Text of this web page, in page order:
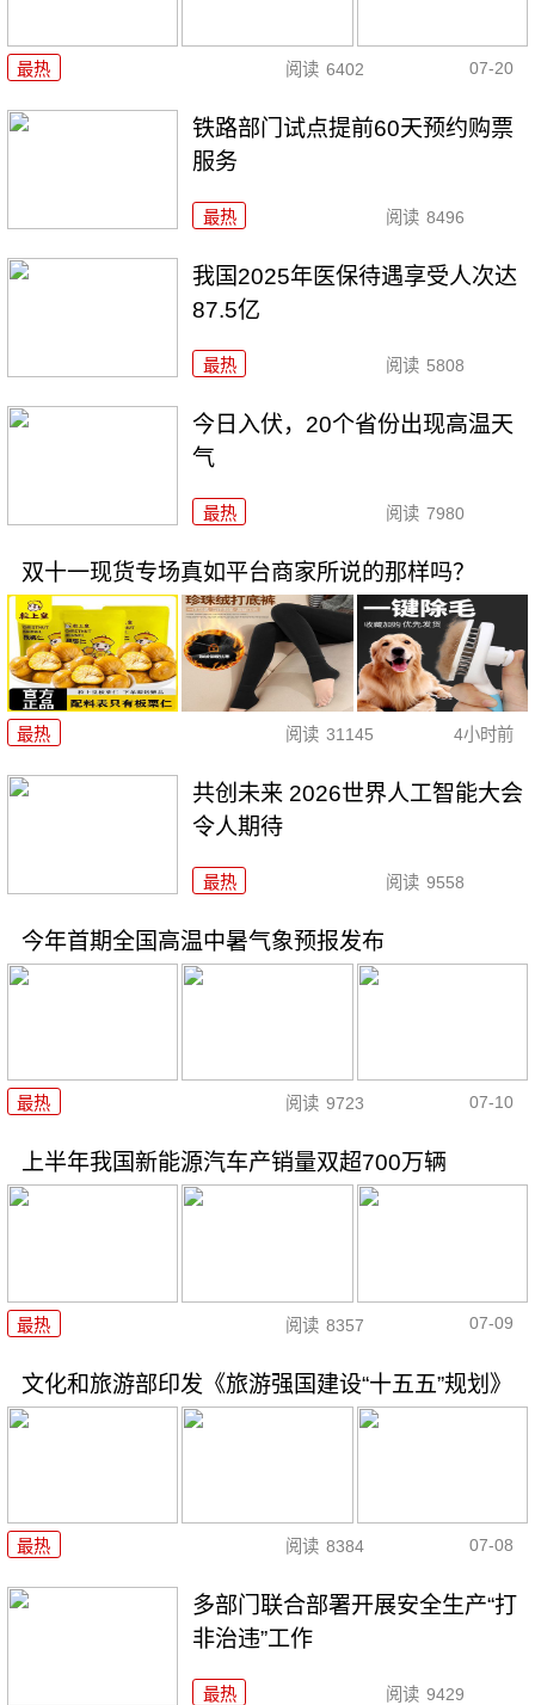
最热 阅读 6402 07-20
铁路部门试点提前60天预约购票
服务
最热 阅读 8496
我国2025年医保待遇享受人次达
87.5亿
最热 阅读 5808
今日入伏，20个省份出现高温天
气
最热 阅读 7980
双十一现货专场真如平台商家所说的那样吗？
最热 阅读 31145 4小时前
共创未来 2026世界人工智能大会
令人期待
最热 阅读 9558
今年首期全国高温中暑气象预报发布
最热 阅读 9723 07-10
上半年我国新能源汽车产销量双超700万辆
最热 阅读 8357 07-09
文化和旅游部印发《旅游强国建设“十五五”规划》
最热 阅读 8384 07-08
多部门联合部署开展安全生产“打
非治违”工作
最热 阅读 9429